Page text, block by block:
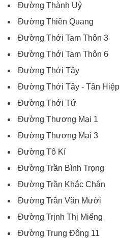
Đường Thành Uỷ
Đường Thiên Quang
Đường Thới Tam Thôn 3
Đường Thới Tam Thôn 6
Đường Thới Tây
Đường Thới Tây - Tân Hiệp
Đường Thới Tứ
Đường Thương Mại 1
Đường Thương Mại 3
Đường Tô Kí
Đường Trần Bình Trọng
Đường Trần Khắc Chân
Đường Trần Văn Mười
Đường Trịnh Thị Miếng
Đường Trung Đông 11